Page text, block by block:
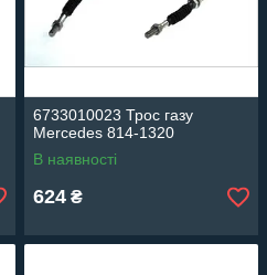
6733010023 Трос газу
Mercedes 814-1320
В наявності
624 ₴